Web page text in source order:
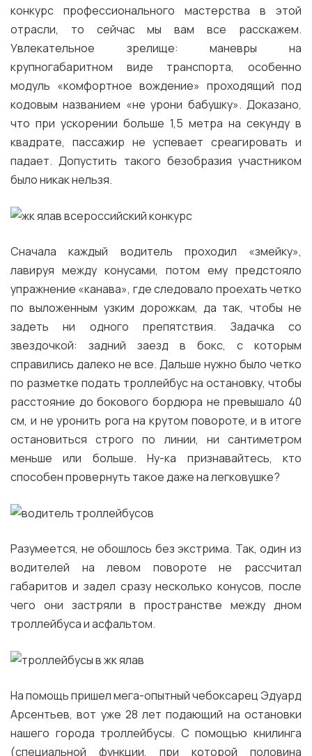
конкурс профессионального мастерства в этой
отрасли, то сейчас мы вам все расскажем.
Увлекательное зрелище: маневры на
крупногабаритном виде транспорта, особенно
модуль «комфортное вождение» проходящий под
кодовым названием «не урони бабушку». Доказано,
что при ускорении больше 1,5 метра на секунду в
квадрате, пассажир не успевает среагировать и
падает. Допустить такого безобразия участником
было никак нельзя.
Сначала каждый водитель проходил «змейку»,
лавируя между конусами, потом ему предстояло
упражнение «канава», где следовало проехать четко
по выложенным узким дорожкам, да так, чтобы не
задеть ни одного препятствия. Задачка со
звездочкой: задний заезд в бокс, с которым
справились далеко не все. Дальше нужно было четко
по разметке подать троллейбус на остановку, чтобы
расстояние до бокового бордюра не превышало 40
см, и не уронить рога на крутом повороте, и в итоге
остановиться строго по линии, ни сантиметром
меньше или больше. Ну-ка признавайтесь, кто
способен провернуть такое даже на легковушке?
Разумеется, не обошлось без экстрима. Так, один из
водителей на левом повороте не рассчитал
габаритов и задел сразу несколько конусов, после
чего они застряли в пространстве между дном
троллейбуса и асфальтом.
На помощь пришел мега-опытный чебоксарец Эдуард
Арсентьев, вот уже 28 лет подающий на остановки
нашего города троллейбусы. С помощью книлинга
(специальной функции, при которой половина